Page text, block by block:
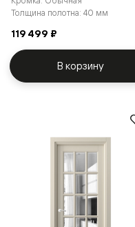
Толщина полотна: 40 мм
119 499 ₽
В корзину